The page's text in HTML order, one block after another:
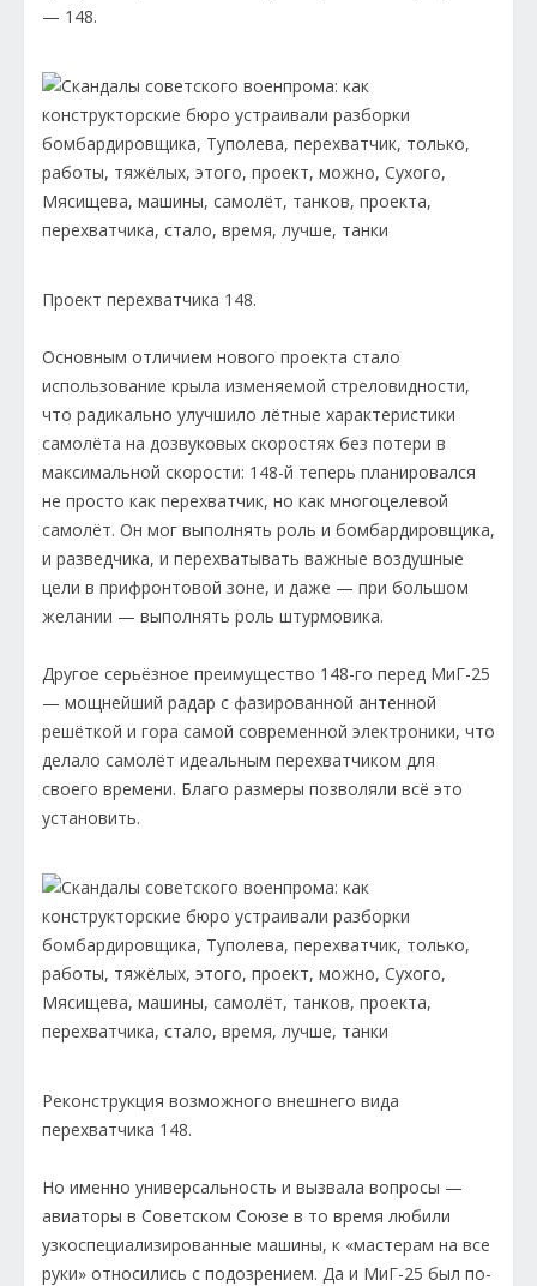
— 148.
Проект перехватчика 148.
Основным отличием нового проекта стало
использование крыла изменяемой стреловидности,
что радикально улучшило лётные характеристики
самолёта на дозвуковых скоростях без потери в
максимальной скорости: 148-й теперь планировался
не просто как перехватчик, но как многоцелевой
самолёт. Он мог выполнять роль и бомбардировщика,
и разведчика, и перехватывать важные воздушные
цели в прифронтовой зоне, и даже — при большом
желании — выполнять роль штурмовика.
Другое серьёзное преимущество 148-го перед МиГ-25
— мощнейший радар с фазированной антенной
решёткой и гора самой современной электроники, что
делало самолёт идеальным перехватчиком для
своего времени. Благо размеры позволяли всё это
установить.
Реконструкция возможного внешнего вида
перехватчика 148.
Но именно универсальность и вызвала вопросы —
авиаторы в Советском Союзе в то время любили
узкоспециализированные машины, к «мастерам на все
руки» относились с подозрением. Да и МиГ-25 был по-